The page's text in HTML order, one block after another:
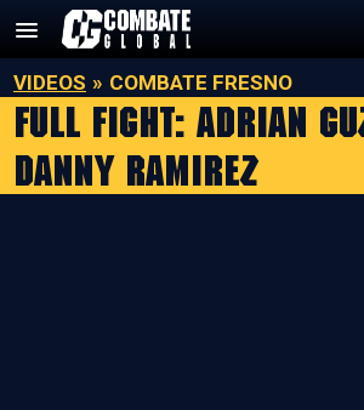
contenido
VIDEOS » COMBATE FRESNO
Full Fight: Adrian
Danny Ramirez